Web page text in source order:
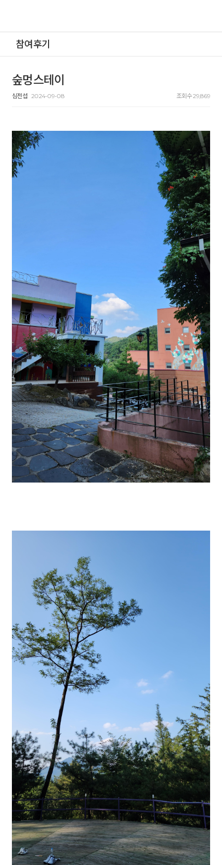
참여후기
숲멍스테이
심전섭 2024-09-08 조회수 29,869